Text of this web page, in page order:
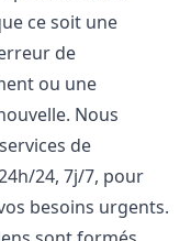
ce soit une
de
ou une
Nous
de
24, 7j/7, pour
besoins urgents.